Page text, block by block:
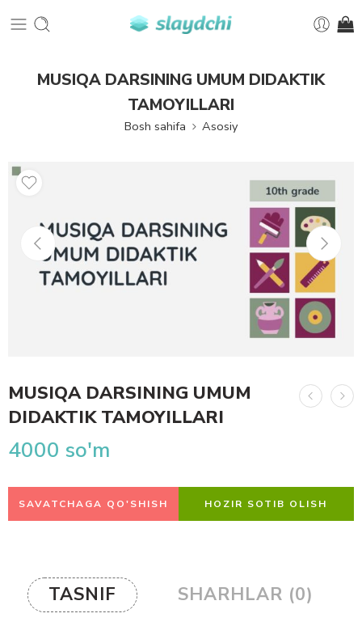
MUSIQA DARSINING UMUM DIDAKTIK
TAMOYILLARI
Bosh sahifa Asosiy
MUSIQA DARSINING UMUM
DIDAKTIK TAMOYILLARI
4000 so'm
SAVATCHAGA QO'SHISH HOZIR SOTIB OLISH
TASNIF SHARHLAR (0)